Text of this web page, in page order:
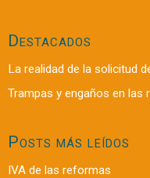
Destacados
La realidad de la solicitud
Trampas y engaños en las
Posts más leídos
IVA de las reformas